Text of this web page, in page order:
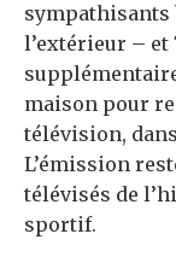
sympathisants
l’extérieur –
maison pour
télévision,
L’émission
télévisés de
sportif.